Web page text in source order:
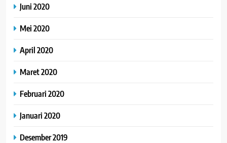
Juni 2020
Mei 2020
April 2020
Maret 2020
Februari 2020
Januari 2020
Desember 2019